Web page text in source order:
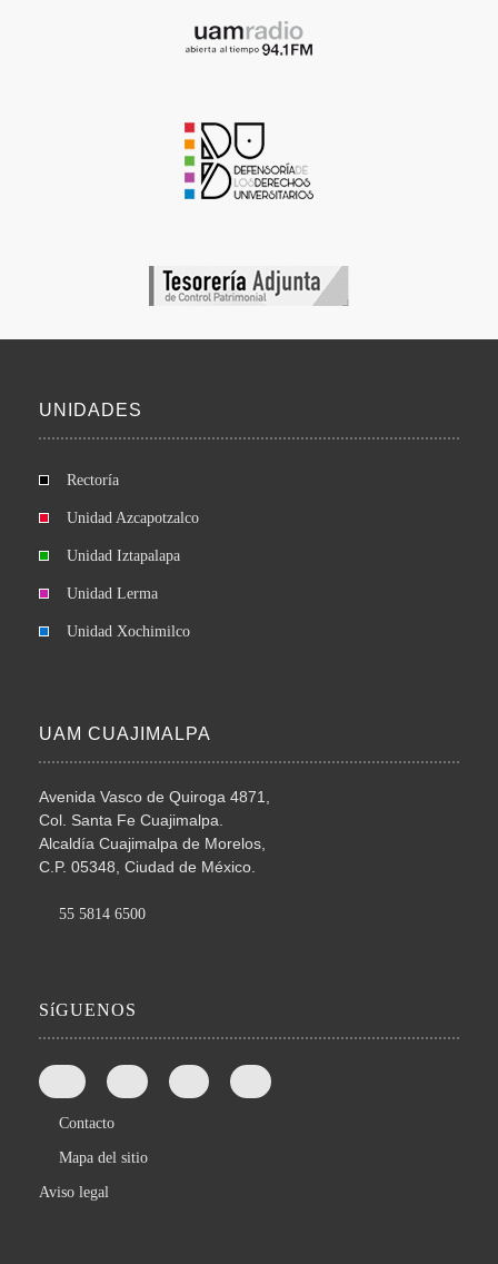
UNIDADES
Rectoría
Unidad Azcapotzalco
Unidad Iztapalapa
Unidad Lerma
Unidad Xochimilco
UAM CUAJIMALPA
Avenida Vasco de Quiroga 4871,
Col. Santa Fe Cuajimalpa.
Alcaldía Cuajimalpa de Morelos,
C.P. 05348, Ciudad de México.
55 5814 6500
SíGUENOS
Contacto
Mapa del sitio
Aviso legal